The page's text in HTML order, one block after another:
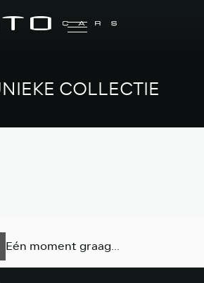
COLLECTIE
Eén moment graag...